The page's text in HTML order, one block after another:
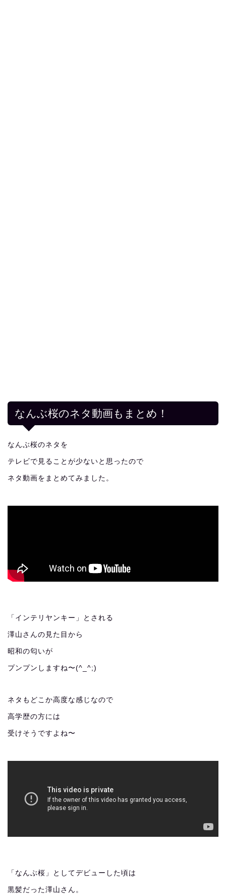
なんぶ桜のネタ動画もまとめ！
なんぶ桜のネタを
テレビで見ることが少ないと思ったので
ネタ動画をまとめてみました。
「インテリヤンキー」とされる
澤山さんの見た目から
昭和の匂いが
プンプンしますね〜(^_^;)
ネタもどこか高度な感じなので
高学歴の方には
受けそうですよね〜
「なんぶ桜」としてデビューした頃は
黒髪だった澤山さん。